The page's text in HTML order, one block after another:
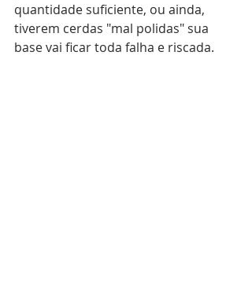
quantidade suficiente, ou ainda,
tiverem cerdas "mal polidas" sua
base vai ficar toda falha e riscada.